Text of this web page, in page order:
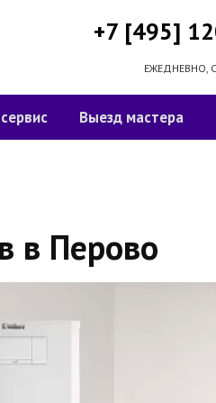
+7 [495]
ЕЖЕДНЕВНО,
Выезд мастера
в Перово